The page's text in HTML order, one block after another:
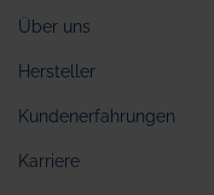
Über uns
Hersteller
Kundenerfahrungen
Karriere